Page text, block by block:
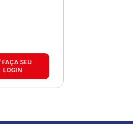
FAÇA SEU
LOGIN